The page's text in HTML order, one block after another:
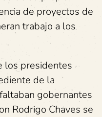
de proyectos de
trabajo a los
los presidentes
de la
gobernantes
Rodrigo Chaves se